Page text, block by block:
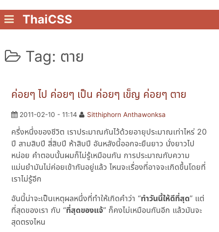
ThaiCSS
Tag: ตาย
ค่อยๆ ไป ค่อยๆ เป็น ค่อยๆ เข็ญ ค่อยๆ ตาย
2011-02-10 - 11:14 Sitthiphorn Anthawonksa
ครึ่งหนึ่งของชีวิต เราประมาณกันไว้ด้วยอายุประมาณเท่าไหร่ 20
ปี สามสิบปี สี่สิบปี ห้าสิบปี อันหลังนี้ออกจะยืนยาว นั่งยาวไป
หน่อย คำตอบนั้นผมก็ไม่รู้เหมือนกัน การประมาณกับความ
แม่นยำมันไม่ค่อยเข้ากันอยู่แล้ว ไหนจะเรื่องที่อาจจะเกิดขึ้นโดยที่
เราไม่รู้อีก
อันนี้น่าจะเป็นเหตุผลหนึ่งที่ทำให้เกิดคำว่า “ทำวันนี้ให้ดีที่สุด” แต่
ที่สุดของเรา กับ “ที่สุดของแจ้” ก็คงไม่เหมือนกันอีก แล้วมันจะ
สุดตรงไหน